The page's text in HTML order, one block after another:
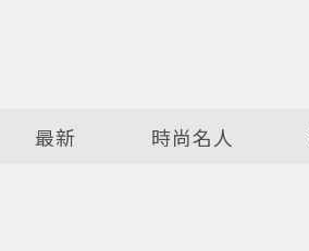
最新 時尚名人